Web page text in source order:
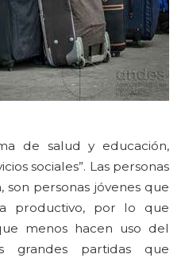
de salud y educación,
sociales”. Las personas
son personas jóvenes que
productivo, por lo que
menos hacen uso del
grandes partidas que